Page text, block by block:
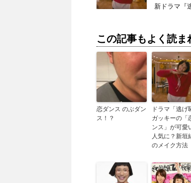
新ドラマ『
この記事もよく読ま
恋ダンス のぶダン
ス！？
ドラマ「逃げ
ガッキーの「
ンス」が可愛
人気に？新垣
のメイク方法